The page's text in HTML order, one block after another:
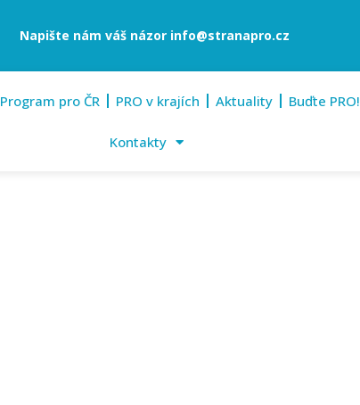
Napište nám váš názor info@stranapro.cz
Program pro ČR PRO v krajích Aktuality Buďte PRO!
Kontakty